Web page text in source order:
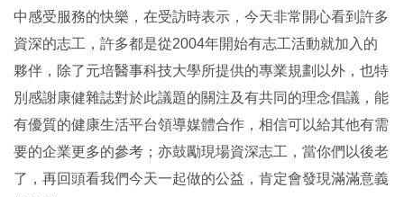
中感受服務的快樂，在受訪時表示，今天非常開心看到許多
資深的志工，許多都是從2004年開始有志工活動就加入的
夥伴，除了元培醫事科技大學所提供的專業規劃以外，也特
別感謝康健雜誌對於此議題的關注及有共同的理念倡議，能
有優質的健康生活平台領導媒體合作，相信可以給其他有需
要的企業更多的參考；亦鼓勵現場資深志工，當你們以後老
了，再回頭看我們今天一起做的公益，肯定會發現滿滿意義